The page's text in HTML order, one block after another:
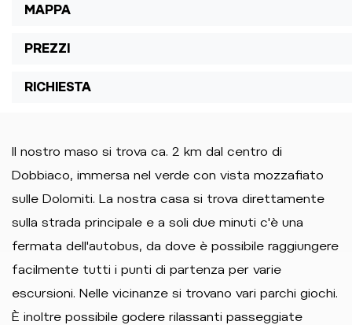
MAPPA
PREZZI
RICHIESTA
Il nostro maso si trova ca. 2 km dal centro di
Dobbiaco, immersa nel verde con vista mozzafiato
sulle Dolomiti. La nostra casa si trova direttamente
sulla strada principale e a soli due minuti c'è una
fermata dell'autobus, da dove è possibile raggiungere
facilmente tutti i punti di partenza per varie
escursioni. Nelle vicinanze si trovano vari parchi giochi.
È inoltre possibile godere rilassanti passeggiate